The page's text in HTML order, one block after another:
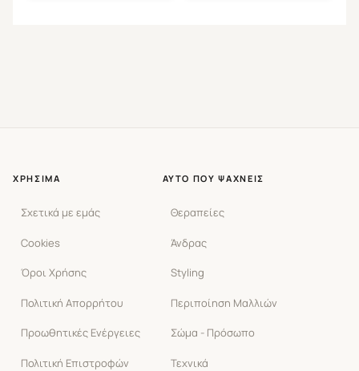
ΧΡΉΣΙΜΑ
Σχετικά με εμάς
Cookies
Όροι Χρήσης
Πολιτική Απορρήτου
Προωθητικές Ενέργειες
Πολιτική Επιστροφών
ΑΥΤΌ ΠΟΥ ΨΆΧΝΕΙΣ
Θεραπείες
Άνδρας
Styling
Περιποίηση Μαλλιών
Σώμα - Πρόσωπο
Τεχνικά